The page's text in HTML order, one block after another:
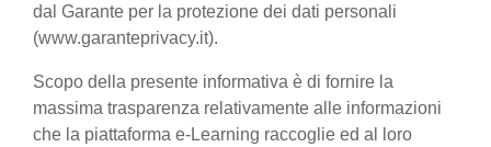
dal Garante per la protezione dei dati personali
(www.garanteprivacy.it).
Scopo della presente informativa è di fornire la
massima trasparenza relativamente alle informazioni
che la piattaforma e-Learning raccoglie ed al loro